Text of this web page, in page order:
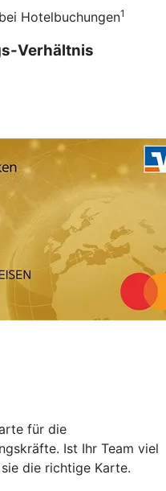
Hotelbuchungen1
Verhältnis
für die
Ist Ihr Team viel
die richtige Karte.